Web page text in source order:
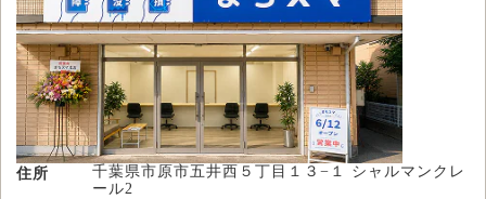
住所
千葉県市原市五井西５丁目１３−１ シャルマンクレ
ール2